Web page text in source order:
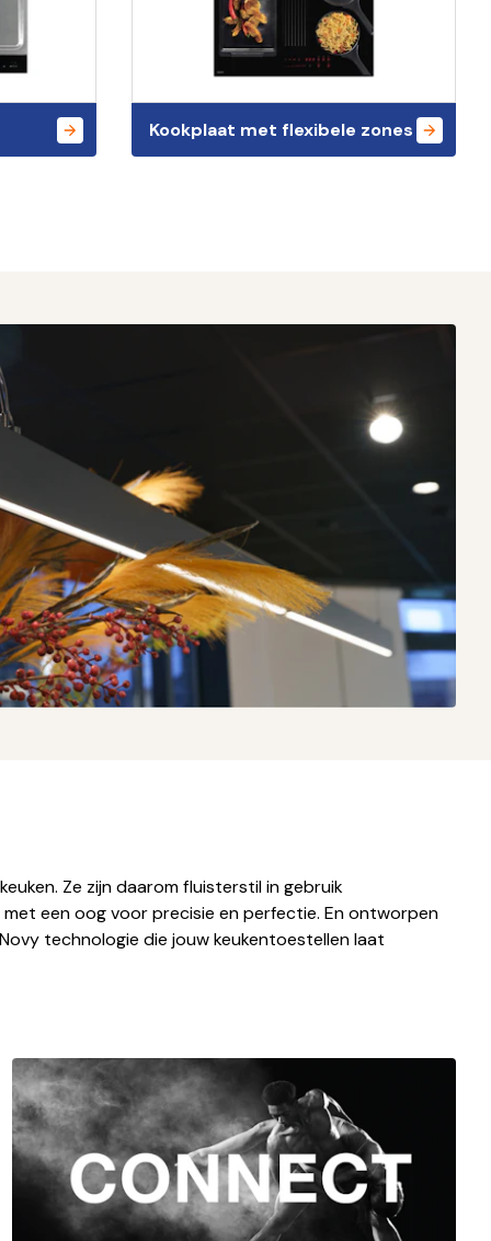
Kookplaat met flexibele zones
Ze zijn daarom fluisterstil in gebruik
een oog voor precisie en perfectie. En ontworpen
technologie die jouw keukentoestellen laat